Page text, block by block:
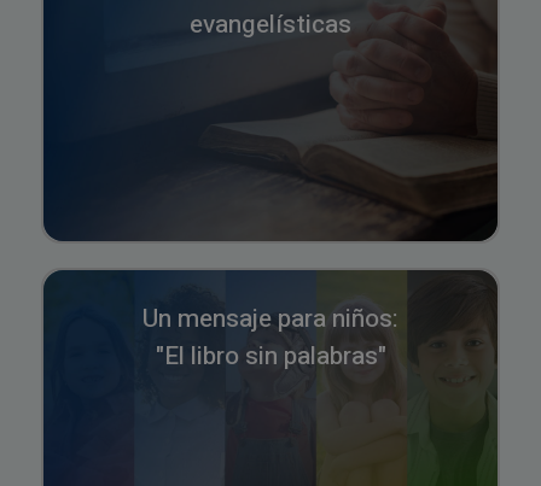
evangelísticas
Un mensaje para niños:
"El libro sin palabras"